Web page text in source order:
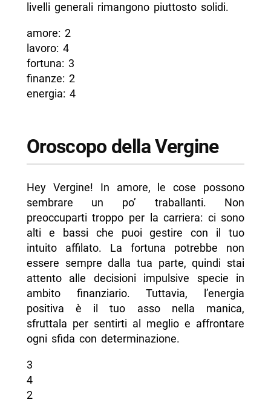
livelli generali rimangono piuttosto solidi.
amore: 2
lavoro: 4
fortuna: 3
finanze: 2
energia: 4
Oroscopo della Vergine
Hey Vergine! In amore, le cose possono
sembrare un po’ traballanti. Non
preoccuparti troppo per la carriera: ci sono
alti e bassi che puoi gestire con il tuo
intuito affilato. La fortuna potrebbe non
essere sempre dalla tua parte, quindi stai
attento alle decisioni impulsive specie in
ambito finanziario. Tuttavia, l’energia
positiva è il tuo asso nella manica,
sfruttala per sentirti al meglio e affrontare
ogni sfida con determinazione.
3
4
2